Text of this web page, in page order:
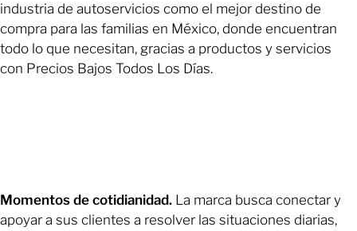
industria de autoservicios como el mejor destino de
compra para las familias en México, donde encuentran
todo lo que necesitan, gracias a productos y servicios
con Precios Bajos Todos Los Días.
Momentos de cotidianidad. La marca busca conectar y
apoyar a sus clientes a resolver las situaciones diarias,